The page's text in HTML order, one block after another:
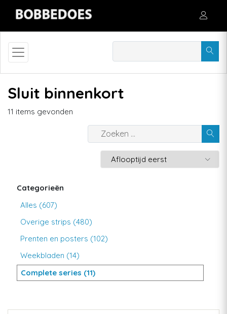
Sluit binnenkort
11 items gevonden
Categorieën
Alles (607)
Overige strips (480)
Prenten en posters (102)
Weekbladen (14)
Complete series (11)